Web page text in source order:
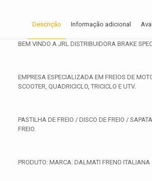
Descrição Informação adicional
BEM VINDO A JRL DISTRIBUIDORA BRAKE
EMPRESA ESPECIALIZADA EM FREIOS DE
SCOOTER, QUADRICICLO, TRICICLO E UTV.
PASTILHA DE FREIO / DISCO DE FREIO /
FREIO.
PRODUTO: MARCA: DALMATI FRENO ITALIANA